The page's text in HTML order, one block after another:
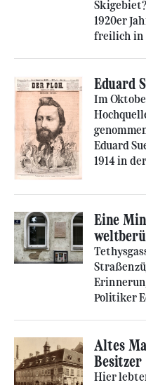
1920er
freilich in
Eduard
Im
Eduard
1914 in
Eine
Politiker
Altes
Besitzer
Hier